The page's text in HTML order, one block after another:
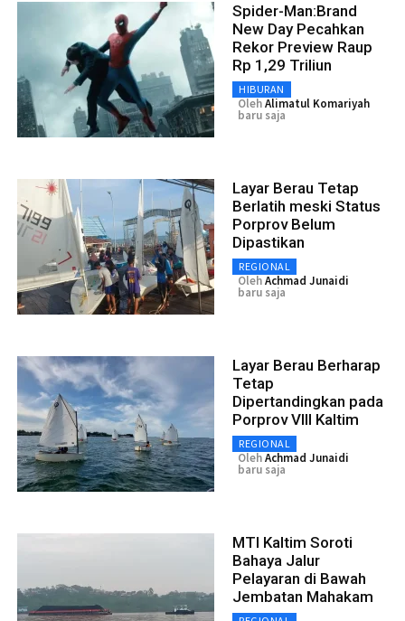
Spider-Man:Brand
New Day Pecahkan
Rekor Preview Raup
Rp 1,29 Triliun
HIBURAN
OlehAlimatul Komariyah
baru saja
Layar Berau Tetap
Berlatih meski Status
Porprov Belum
Dipastikan
REGIONAL
OlehAchmad Junaidi
baru saja
Layar Berau Berharap
Tetap
Dipertandingkan pada
Porprov VIII Kaltim
REGIONAL
OlehAchmad Junaidi
baru saja
MTI Kaltim Soroti
Bahaya Jalur
Pelayaran di Bawah
Jembatan Mahakam